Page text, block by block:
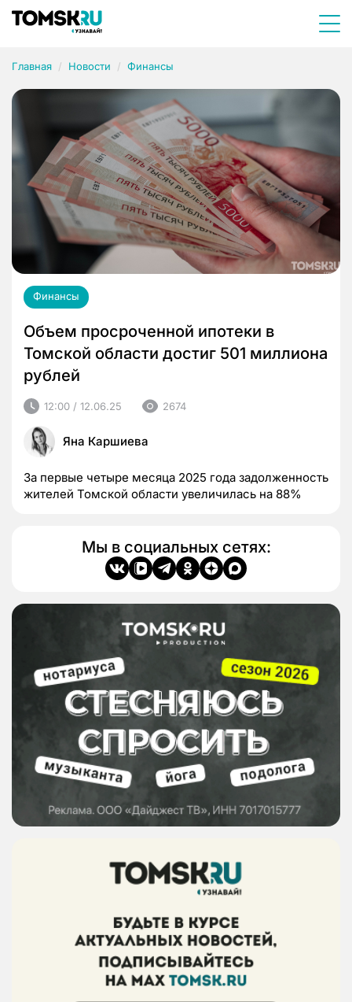
Главная Новости Финансы
Финансы
Объем просроченной ипотеки в
Томской области достиг 501 миллиона
рублей
12:00 / 12.06.25 2674
Яна Каршиева
За первые четыре месяца 2025 года задолженность
жителей Томской области увеличилась на 88%
Мы в социальных сетях: